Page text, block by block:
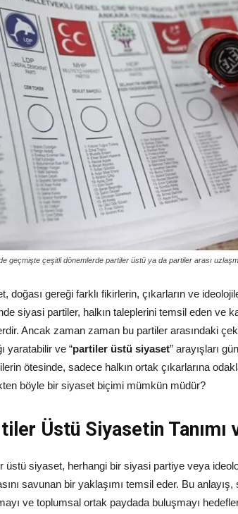
geçmişte çeşitli dönemlerde partiler üstü ya da partiler arası
doğası gereği farklı fikirlerin, çıkarların ve
siyasi partiler, halkın taleplerini temsil eden ve
Ancak zaman zaman bu partiler arasındaki
yaratabilir ve “partiler üstü siyaset” arayışları
ötesinde, sadece halkın ortak çıkarlarına
böyle bir siyaset biçimi mümkün müdür?
Üstü Siyasetin Tanımı
üstü siyaset, herhangi bir siyasi partiye veya
savunan bir yaklaşımı temsil eder. Bu
ve toplumsal ortak paydada buluşmayı